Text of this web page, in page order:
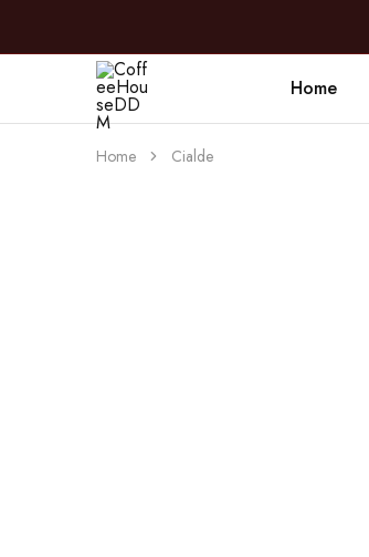
CoffeeHouseDDM
Caffè
a
Marano
Home
Home Cialde